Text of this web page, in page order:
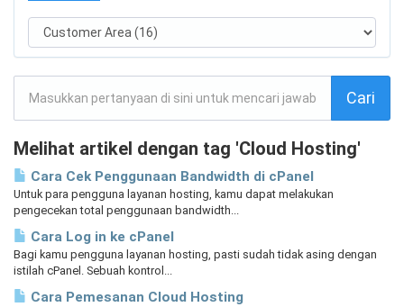
Melihat artikel dengan tag 'Cloud Hosting'
Cara Cek Penggunaan Bandwidth di cPanel
Untuk para pengguna layanan hosting, kamu dapat melakukan
pengecekan total penggunaan bandwidth...
Cara Log in ke cPanel
Bagi kamu pengguna layanan hosting, pasti sudah tidak asing dengan
istilah cPanel. Sebuah kontrol...
Cara Pemesanan Cloud Hosting